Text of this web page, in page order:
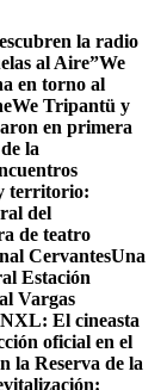
la radio
al Aire”We
en torno al
We Tripantü y
en primera
la
territorio:
del
de teatro
CervantesUna
Estación
Vargas
NXL: El cineasta
oficial en el
la Reserva de la